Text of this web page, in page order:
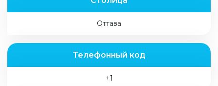
Оттава
Телефонный код
+1